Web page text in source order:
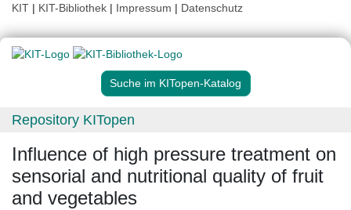
KIT | KIT-Bibliothek | Impressum | Datenschutz
Suche im KITopen-Katalog
Repository KITopen
Influence of high pressure treatment on
sensorial and nutritional quality of fruit
and vegetables